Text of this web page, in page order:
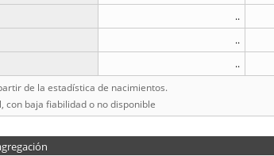
..
..
..
de la estadística de nacimientos.
con baja fiabilidad o no disponible